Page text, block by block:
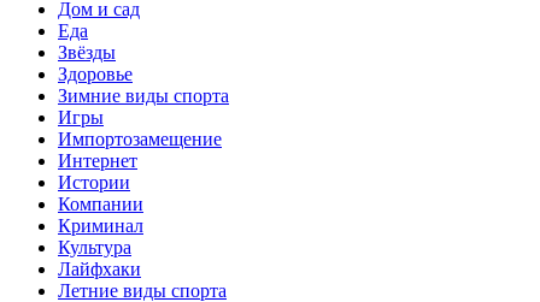
Дом и сад
Еда
Звёзды
Здоровье
Зимние виды спорта
Игры
Импортозамещение
Интернет
Истории
Компании
Криминал
Культура
Лайфхаки
Летние виды спорта